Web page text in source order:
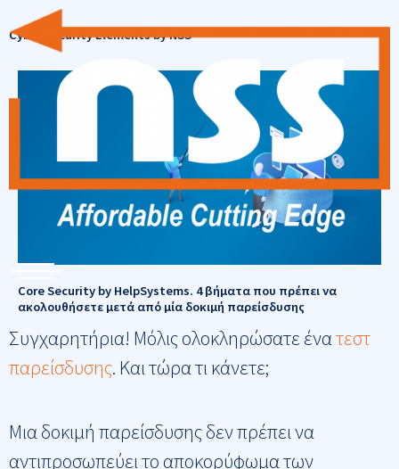
περιεχόμενο
Cyber Security Elements by NSS
Core Security by HelpSystems. 4 βήματα που πρέπει να
ακολουθήσετε μετά από μία δοκιμή παρείσδυσης
Συγχαρητήρια! Μόλις ολοκληρώσατε ένατεστ
παρείσδυσης. Και τώρα τι κάνετε;
Μια δοκιμή παρείσδυσης δεν πρέπει να
αντιπροσωπεύει το αποκορύφωμα των